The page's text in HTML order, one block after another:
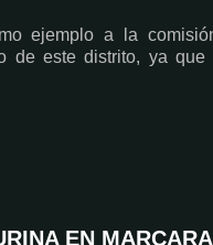
ejemplo a la
de este distrito, ya
EN